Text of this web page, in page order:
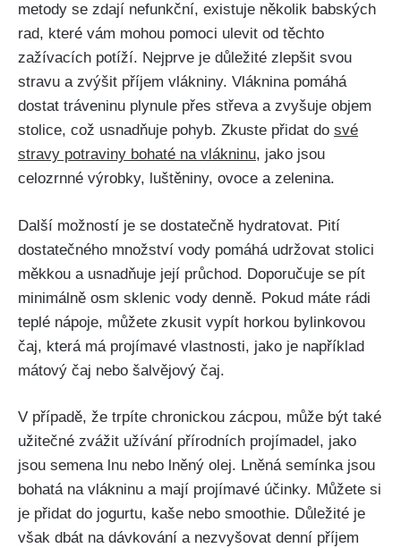
metody se zdají nefunkční, existuje ⁣několik babských
rad, které vám ⁣mohou ⁣pomoci ulevit od těchto‍
zažívacích potíží. Nejprve je důležité zlepšit svou
stravu a zvýšit příjem vlákniny. Vláknina ‍pomáhá‍
dostat tráveninu plynule ⁢přes střeva a‌ zvyšuje objem
stolice,‌ což usnadňuje‌ pohyb. Zkuste ⁣přidat do své
stravy potraviny⁤ bohaté na vlákninu, jako jsou
celozrnné výrobky, luštěniny, ovoce ​a zelenina.
Další možností je se dostatečně​ hydratovat. Pití
⁣dostatečného⁤ množství​ vody pomáhá⁢ udržovat ⁢stolici
měkkou ​a usnadňuje její průchod. Doporučuje se​ pít
minimálně osm sklenic vody⁢ denně. Pokud máte rádi
teplé nápoje, můžete ​zkusit vypít ⁢horkou bylinkovou
čaj,‌ která ⁣má ‌projímavé ‍vlastnosti, jako je například
mátový čaj nebo šalvějový čaj.
V případě, že trpíte chronickou zácpou, může být také
užitečné zvážit ‍užívání přírodních projímadel, jako ​
jsou semena lnu nebo lněný olej. ‍Lněná semínka jsou
bohatá na​ vlákninu a ​mají projímavé účinky. Můžete si
je​ přidat​ do jogurtu, kaše nebo smoothie. Důležité je
však dbát‌ na dávkování a ‍nezvyšovat denní příjem